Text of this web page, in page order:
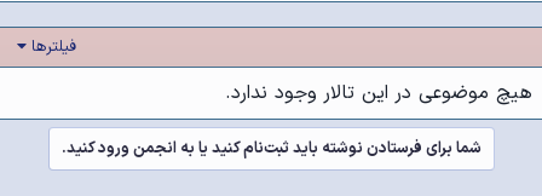
فیلترها
هیچ موضوعی در این تالار وجود ندارد.
شما برای فرستادن نوشته باید ثبت‌نام کنید یا به انجمن ورود کنید.